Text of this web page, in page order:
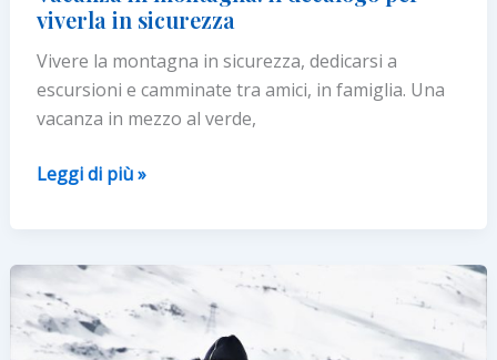
viverla in sicurezza
Vivere la montagna in sicurezza, dedicarsi a
escursioni e camminate tra amici, in famiglia. Una
vacanza in mezzo al verde,
Vacanza
il
decalogo
per
viverla
Leggi di più »